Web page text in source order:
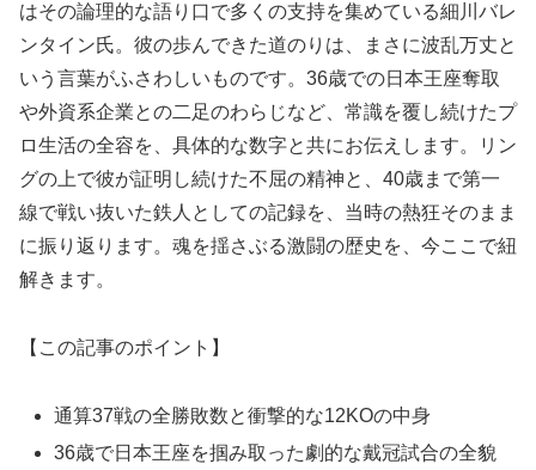
はその論理的な語り口で多くの支持を集めている細川バレ
ンタイン氏。彼の歩んできた道のりは、まさに波乱万丈と
いう言葉がふさわしいものです。36歳での日本王座奪取
や外資系企業との二足のわらじなど、常識を覆し続けたプ
ロ生活の全容を、具体的な数字と共にお伝えします。リン
グの上で彼が証明し続けた不屈の精神と、40歳まで第一
線で戦い抜いた鉄人としての記録を、当時の熱狂そのまま
に振り返ります。魂を揺さぶる激闘の歴史を、今ここで紐
解きます。
【この記事のポイント】
通算37戦の全勝敗数と衝撃的な12KOの中身
36歳で日本王座を掴み取った劇的な戴冠試合の全貌